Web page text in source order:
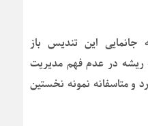
این تندیس باز
در عدم فهم مدیریت
و متاسفانه نمونه نخستین